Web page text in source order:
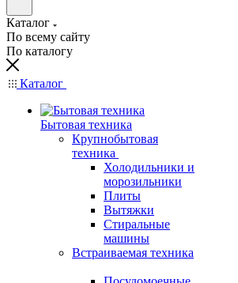
Каталог
По всему сайту
По каталогу
Каталог
Бытовая техника
Крупнобытовая
техника
Холодильники и
морозильники
Плиты
Вытяжки
Стиральные
машины
Встраиваемая техника